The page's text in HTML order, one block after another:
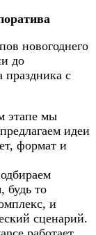
новогоднего
до
праздника с
этапе мы
идеи
формат и
будь то
и
сценарий.